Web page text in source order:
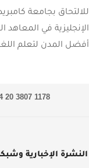
للالتحاق بجامعة
الإنجليزية في
أفضل المدن لتعلم
20 3807 1178
النشرة الإخبارية